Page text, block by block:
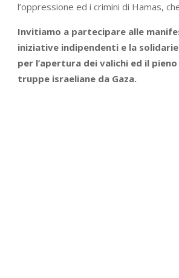
l’oppressione ed i crimini di Hamas,
Invitiamo a partecipare alle
iniziative indipendenti e la
per l’apertura dei valichi ed il
truppe israeliane da Gaza.